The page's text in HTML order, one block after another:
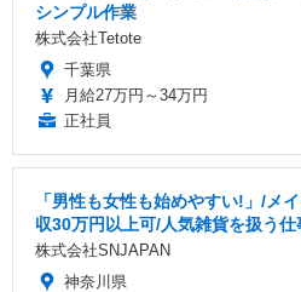
シンプル作業
株式会社Tetote
千葉県
月給27万円～34万円
正社員
「男性も女性も始めやすい!」/メ
収30万円以上可/人気雑貨を扱う
株式会社SNJAPAN
神奈川県